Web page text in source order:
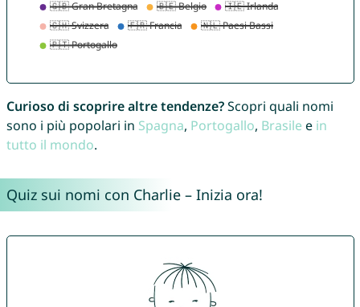
Curioso di scoprire altre tendenze?Scopri quali nomi
sono i più popolari in Spagna, Portogallo, Brasile e in
tutto il mondo.
Quiz sui nomi con Charlie – Inizia ora!